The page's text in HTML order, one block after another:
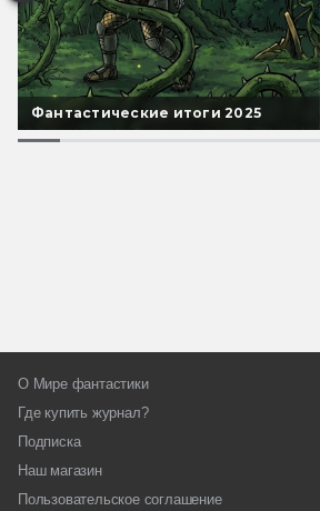
Фантастические итоги 2025
О Мире фантастики
Где купить журнал?
Подписка
Наш магазин
Пользовательское соглашение